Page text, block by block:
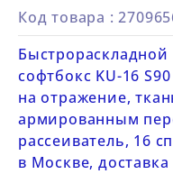
Код товара :
софтбокс KU-16
на отражение,
армированным
рассеиватель, 16
в Москве,